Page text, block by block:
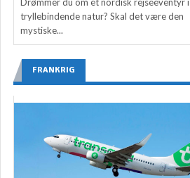
tryllebindende natur? Skal det være den
mystiske...
FRANKRIG